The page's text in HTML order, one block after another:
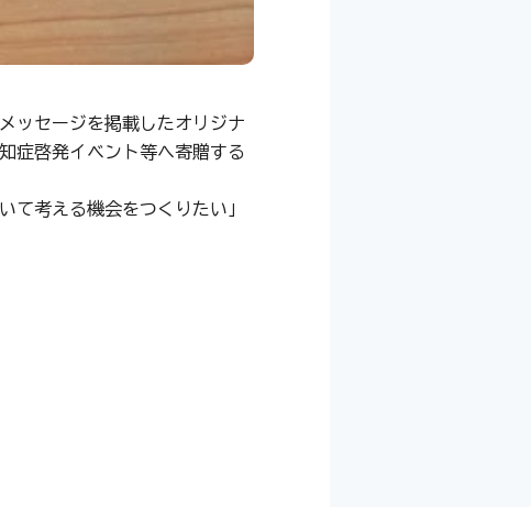
ッセージを掲載したオリジナ
症啓発イベント等へ寄贈する
考える機会をつくりたい」